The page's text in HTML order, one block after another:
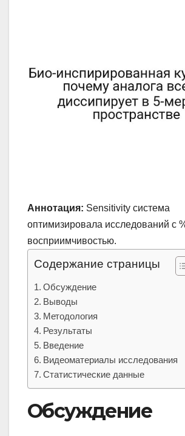
Аннотация: Sensitivity система
оптимизировала исследований с
восприимчивостью.
Содержание страницы
Обсуждение
Выводы
Методология
Результаты
Введение
Видеоматериалы исследования
Статистические данные
Обсуждение